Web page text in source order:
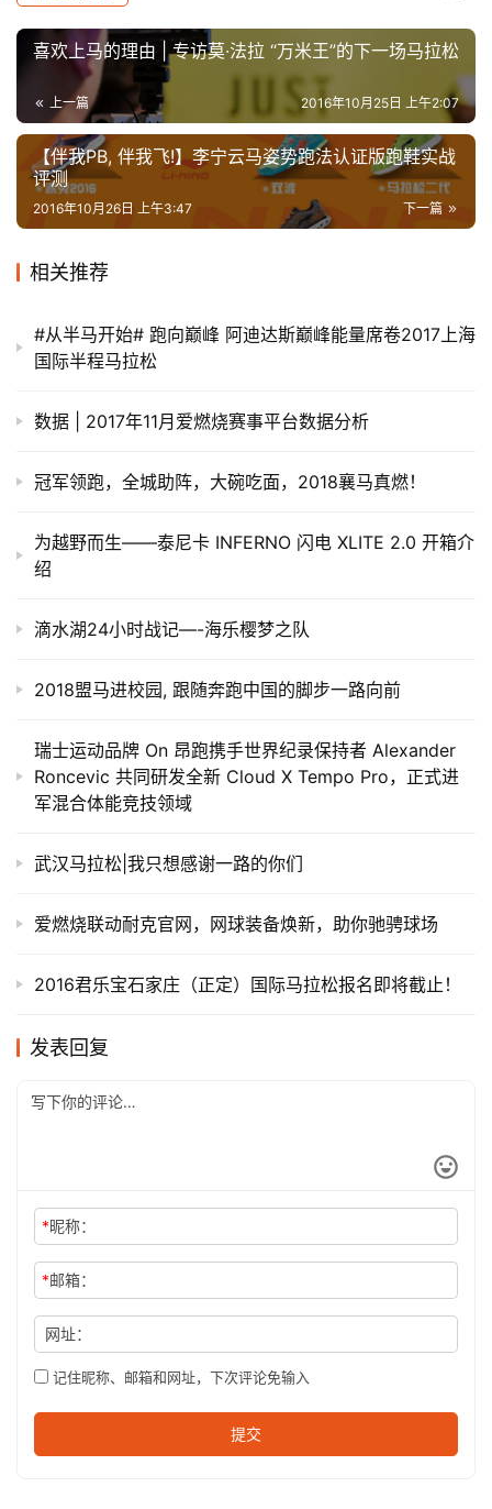
喜欢上马的理由 | 专访莫·法拉 “万米王”的下一场马拉松
上一篇 2016年10月25日 上午2:07
【伴我PB, 伴我飞!】李宁云马姿势跑法认证版跑鞋实战
评测
下一篇
2016年10月26日 上午3:47
相关推荐
#从半马开始# 跑向巅峰 阿迪达斯巅峰能量席卷2017上海
国际半程马拉松
数据 | 2017年11月爱燃烧赛事平台数据分析
冠军领跑，全城助阵，大碗吃面，2018襄马真燃！
为越野而生——泰尼卡 INFERNO 闪电 XLITE 2.0 开箱介
绍
滴水湖24小时战记—-海乐樱梦之队
2018盟马进校园, 跟随奔跑中国的脚步一路向前
瑞士运动品牌 On 昂跑携手世界纪录保持者 Alexander
Roncevic 共同研发全新 Cloud X Tempo Pro，正式进
军混合体能竞技领域
武汉马拉松|我只想感谢一路的你们
爱燃烧联动耐克官网，网球装备焕新，助你驰骋球场​
2016君乐宝石家庄（正定）国际马拉松报名即将截止！
发表回复
*昵称：
*邮箱：
网址：
记住昵称、邮箱和网址，下次评论免输入
提交